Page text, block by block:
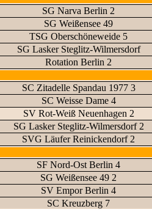
SG Narva Berlin 2
SG Weißensee 49
TSG Oberschöneweide 5
SG Lasker Steglitz-Wilmersdorf
Rotation Berlin 2
SC Zitadelle Spandau 1977 3
SC Weisse Dame 4
SV Rot-Weiß Neuenhagen 2
SG Lasker Steglitz-Wilmersdorf 2
SVG Läufer Reinickendorf 2
SF Nord-Ost Berlin 4
SG Weißensee 49 2
SV Empor Berlin 4
SC Kreuzberg 7